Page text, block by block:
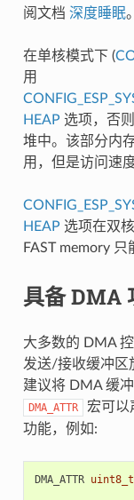
阅文档 深度睡眠。
在单核模式下 (
用
HEAP 选项，否
堆中。该部分内
用，但是访问速
HEAP 选项在双
FAST memory 只
具备 DMA
大多数的 DMA
发送/接收缓冲区
建议将 DMA 缓
DMA_ATTR
宏可以
功能，例如:
DMA_ATTR uint8_t